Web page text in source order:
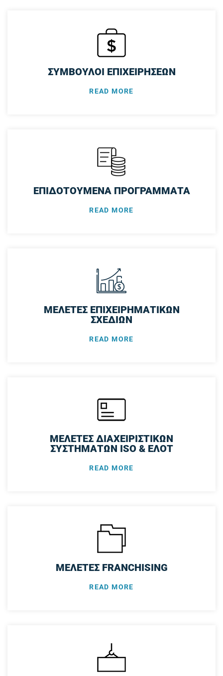
ΣΥΜΒΟΥΛΟΙ ΕΠΙΧΕΙΡΗΣΕΩΝ
READ MORE
ΕΠΙΔΟΤΟΥΜΕΝΑ ΠΡΟΓΡΑΜΜΑΤΑ
READ MORE
ΜΕΛΕΤΕΣ ΕΠΙΧΕΙΡΗΜΑΤΙΚΩΝ
ΣΧΕΔΙΩΝ
READ MORE
ΜΕΛΕΤΕΣ ΔΙΑΧΕΙΡΙΣΤΙΚΩΝ
ΣΥΣΤΗΜΑΤΩΝ ISO & ΕΛΟΤ
READ MORE
ΜΕΛΕΤΕΣ FRANCHISING
READ MORE